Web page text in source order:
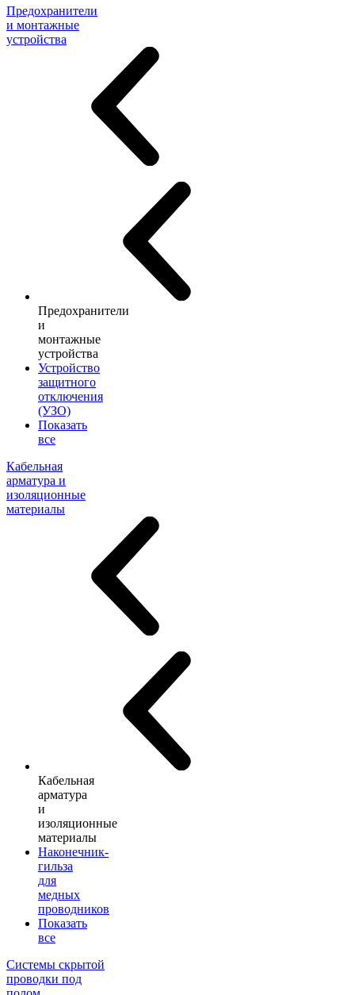
Предохранители
и монтажные
устройства
Предохранители
и
монтажные
устройства
Устройство
защитного
отключения
(УЗО)
Показать
все
Кабельная
арматура и
изоляционные
материалы
Кабельная
арматура
и
изоляционные
материалы
Наконечник-
гильза
для
медных
проводников
Показать
все
Системы скрытой
проводки под